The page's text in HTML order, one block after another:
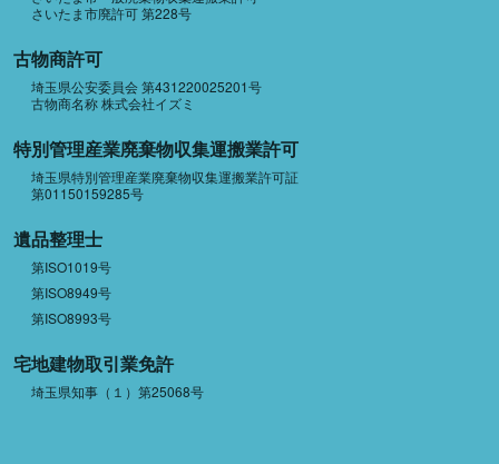
さいたま市廃許可 第228号
古物商許可
埼玉県公安委員会 第431220025201号
古物商名称 株式会社イズミ
特別管理産業廃棄物収集運搬業許可
埼玉県特別管理産業廃棄物収集運搬業許可証
第01150159285号
遺品整理士
第ISO1019号
第ISO8949号
第ISO8993号
宅地建物取引業免許
埼玉県知事（１）第25068号